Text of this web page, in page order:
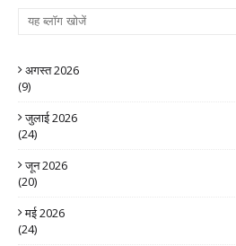
अगस्त 2026
(9)
जुलाई 2026
(24)
जून 2026
(20)
मई 2026
(24)